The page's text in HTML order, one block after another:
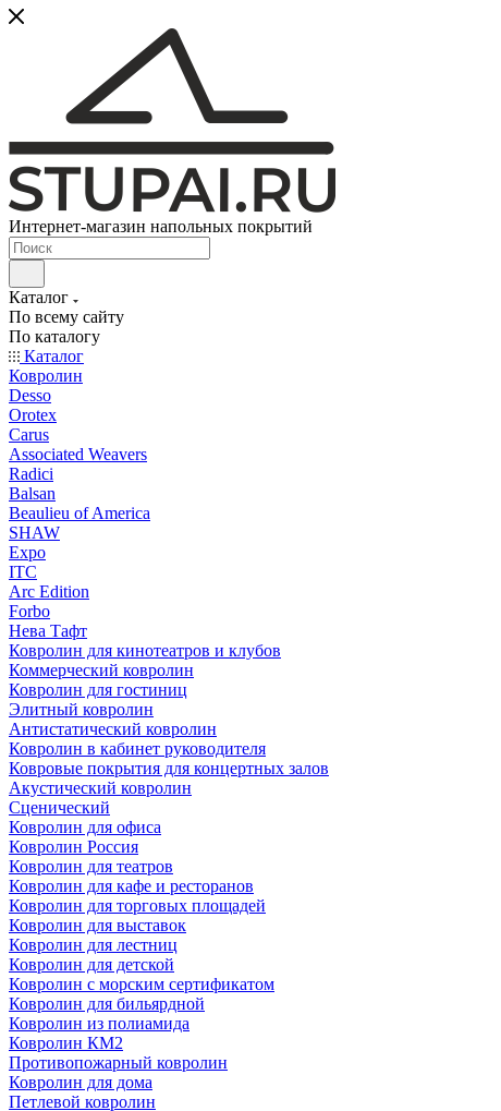
Интернет-магазин напольных покрытий
Каталог
По всему сайту
По каталогу
Каталог
Ковролин
Desso
Orotex
Carus
Associated Weavers
Radici
Balsan
Beaulieu of America
SHAW
Expo
ITC
Arc Edition
Forbo
Нева Тафт
Ковролин для кинотеатров и клубов
Коммерческий ковролин
Ковролин для гостиниц
Элитный ковролин
Антистатический ковролин
Ковролин в кабинет руководителя
Ковровые покрытия для концертных залов
Акустический ковролин
Сценический
Ковролин для офиса
Ковролин Россия
Ковролин для театров
Ковролин для кафе и ресторанов
Ковролин для торговых площадей
Ковролин для выставок
Ковролин для лестниц
Ковролин для детской
Ковролин с морским сертификатом
Ковролин для бильярдной
Ковролин из полиамида
Ковролин КМ2
Противопожарный ковролин
Ковролин для дома
Петлевой ковролин